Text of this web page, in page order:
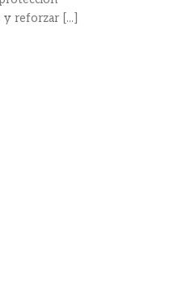
reforzar [...]